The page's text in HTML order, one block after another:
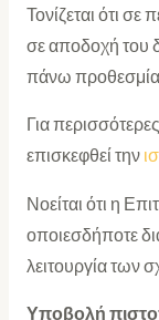
Τονίζεται ότι
σε αποδοχή του
πάνω
Για
επισκεφθεί την
Νοείται ότι η
οποιεσδήποτε
λειτουργία των
Υποβολή